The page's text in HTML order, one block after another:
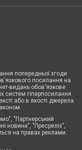
попередньої згоди
посилання на
видань обов'язкове
систем гіперпосилання
або в якості джерела.
"Партнерський
новини", "Пресреліз",
на правах реклами.